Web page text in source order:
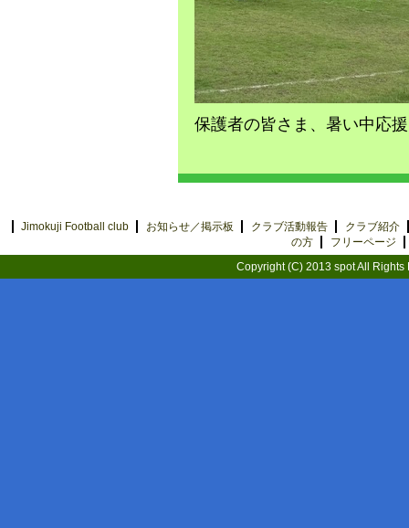
保護者の皆さま、暑い中応
Jimokuji Football club お知らせ／掲示板 クラブ活動報告
クラブ紹介
の方
フリーページ
Copyright (C) 2013 spot All Rights